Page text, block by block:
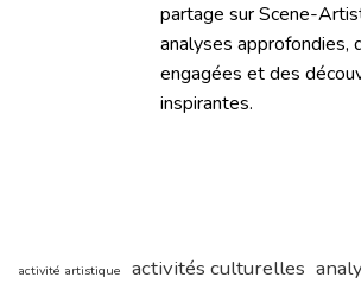
partage sur Scene-
analyses approfondies,
engagées et des
inspirantes.
activité artistique activités culturelles